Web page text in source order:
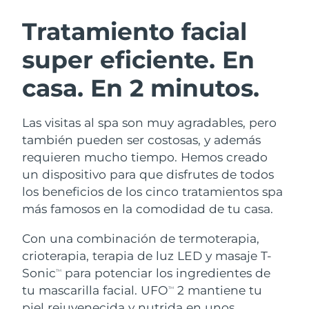
Tratamiento facial
super eficiente. En
casa. En 2 minutos.
Las visitas al spa son muy agradables, pero
también pueden ser costosas, y además
requieren mucho tiempo. Hemos creado
un dispositivo para que disfrutes de todos
los beneficios de los cinco tratamientos spa
más famosos en la comodidad de tu casa.
Con una combinación de termoterapia,
crioterapia, terapia de luz LED y masaje T-
SonicTM
para potenciar los ingredientes de
tu mascarilla facial. UFOTM
2 mantiene tu
Limpieza facial
Anti-aging massage
LUNA™ 4 Plus
Massage, LED heating
LUNA™ 4 Men
For men, anti-aging massage
Lifting facial
Microcurrent toning
BEAR™ 2 go
Microcurrent toning on-the-go
BEAR™ 2 eyes & lips
Microcurrent line smoothing device
Hidratación
UFO™ 3 pack
Deep facial hydration
UFO™ 3 LED
Near-infrared and red light therapy
device
Cuidado bucal
issa™ 4
Hybrid silicone sonic toothbrush
issa™ 4 plus
Smart hybrid silicone sonic toothbrush
TRATAMIENTO ANTIEDAD FAQ™
Antiedad Tratamientos LED
NEW
Austria Entrega prevista
Baréin Entrega prevista
Bélgica Entrega prevista
Bermudas Entrega prevista8/14/26
Bosnia y Herzegovina Entrega prevista 8/11/26
Brunéi
Bulgaria Entrega prevista8/8/26
Canadá Entrega prevista 8/12/26
Chile Entrega prevista 8/12/26